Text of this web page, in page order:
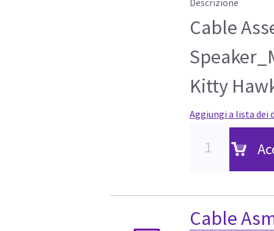
Cable
Kitty
Aggiungi a lista dei
Cable